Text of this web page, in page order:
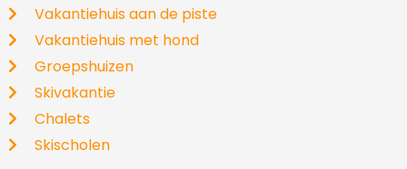
Vakantiehuis aan de piste
Vakantiehuis met hond
Groepshuizen
Skivakantie
Chalets
Skischolen